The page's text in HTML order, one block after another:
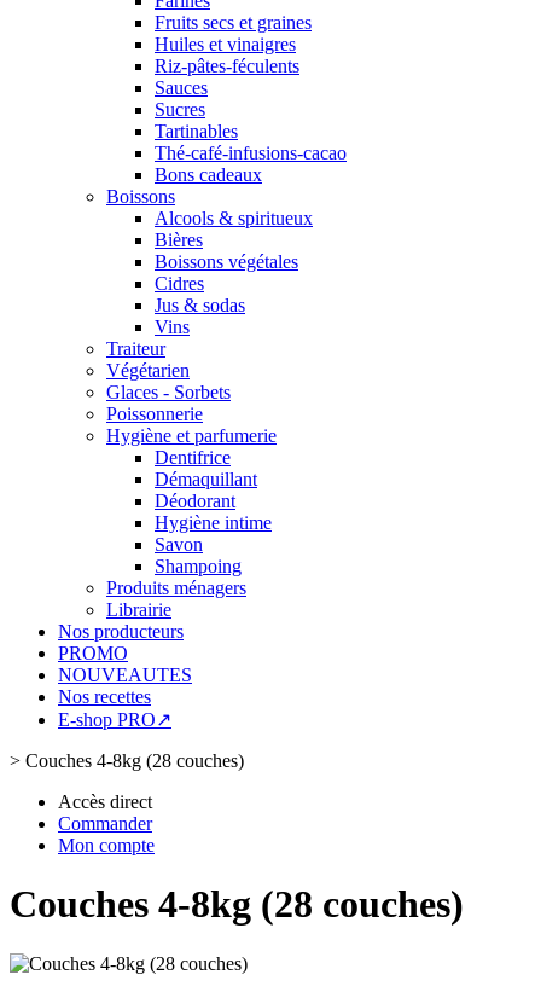
Fruits secs et graines
Huiles et vinaigres
Riz-pâtes-féculents
Sauces
Sucres
Tartinables
Thé-café-infusions-cacao
Bons cadeaux
Boissons
Alcools & spiritueux
Bières
Boissons végétales
Cidres
Jus & sodas
Vins
Traiteur
Végétarien
Glaces - Sorbets
Poissonnerie
Hygiène et parfumerie
Dentifrice
Démaquillant
Déodorant
Hygiène intime
Savon
Shampoing
Produits ménagers
Librairie
Nos producteurs
PROMO
NOUVEAUTES
Nos recettes
E-shop PRO↗
> Couches 4-8kg (28 couches)
Accès direct
Commander
Mon compte
Couches 4-8kg (28 couches)